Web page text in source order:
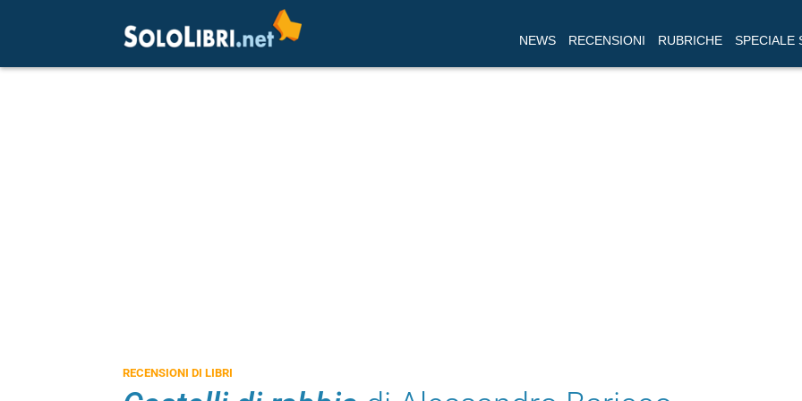
NEWS RECENSIONI RUBRICHE SPECIALE
RECENSIONI DI LIBRI